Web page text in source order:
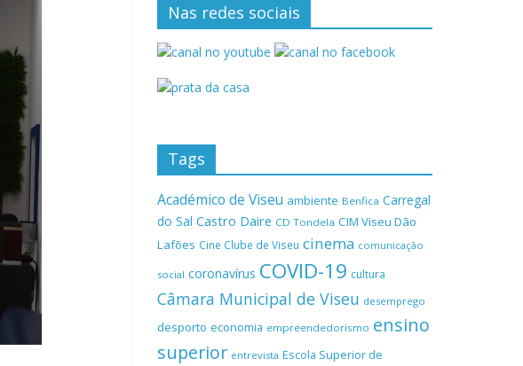
Nas redes sociais
Tags
Académico de Viseu ambiente Benfica Carregal
do Sal Castro Daire CD Tondela CIM Viseu Dão
Lafões Cine Clube de Viseu cinema comunicação
social coronavírus COVID-19 cultura
Câmara Municipal de Viseu desemprego
desporto economia empreendedorismo ensino
superior entrevista Escola Superior de